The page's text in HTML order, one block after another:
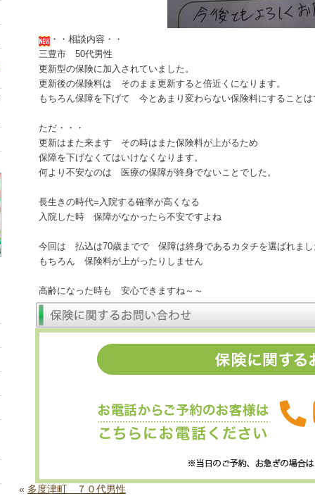
・・相談内容・・
三豊市 50代男性
更新型の保険に加入されていました。
更新後の保険料は そのまま更新すると倍近くになります。
もちろん保障を下げて 今とあまり変わらない保険料にすることは
ただ・・・
更新はまた来ます その時はまた保険料が上がるため
保障を下げなくてはいけなくなります。
何より不安なのは 医療の保障が終身でないことでした。
長生きの時代=入院する確率が高くなる
入院した時 保障がなかったら不安ですよね
今回は 払込は70歳までで 保障は終身であるカタチを選ばれまし
もちろん 保険料が上がったりしません
高齢になった時も 安心できますね～～
« 多度津町 ７０代男性